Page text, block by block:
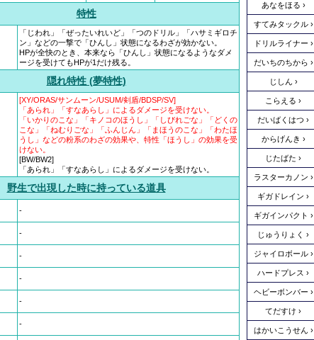
特性
「じわれ」「ぜったいれいど」「つのドリル」「ハサミギロチ
ン」などの一撃で「ひんし」状態になるわざが効かない。
HPが全快のとき、本来なら「ひんし」状態になるようなダメ
ージを受けてもHPが1だけ残る。
隠れ特性 (夢特性)
[XY/ORAS/サンムーン/USUM/剣盾/BDSP/SV]
「あられ」「すなあらし」によるダメージを受けない。
「いかりのこな」「キノコのほうし」「しびれごな」「どくの
こな」「ねむりごな」「ふんじん」「まほうのこな」「わたほ
うし」などの粉系のわざの効果や、特性「ほうし」の効果を受
けない。
[BW/BW2]
「あられ」「すなあらし」によるダメージを受けない。
野生で出現した時に持っている道具
-
-
-
-
-
-
あなをほる
すてみタックル
ドリルライナー
だいちのちから
じしん
こらえる
だいばくはつ
からげんき
じたばた
ラスターカノン
ギガドレイン
ギガインパクト
じゅうりょく
ジャイロボール
ハードプレス
ヘビーボンバー
てだすけ
はかいこうせん